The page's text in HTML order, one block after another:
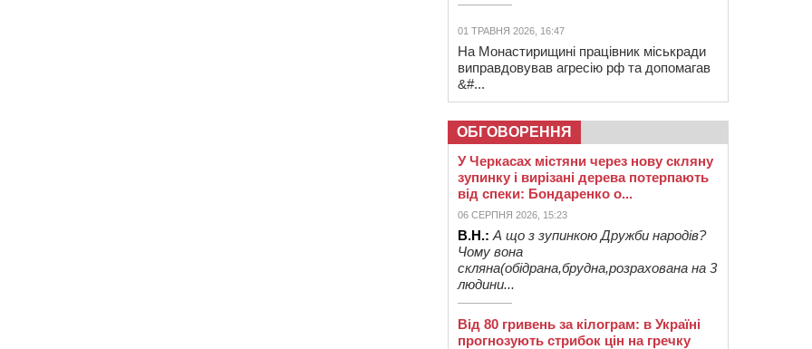
01 ТРАВНЯ 2026, 16:47
На Монастирищині працівник міськради
виправдовував агресію рф та допомагав
&#...
ОБГОВОРЕННЯ
У Черкасах містяни через нову скляну
зупинку і вирізані дерева потерпають
від спеки: Бондаренко о...
06 СЕРПНЯ 2026, 15:23
В.Н.: А що з зупинкою Дружби народів?
Чому вона
скляна(обідрана,брудна,розрахована на 3
людини...
Від 80 гривень за кілограм: в Україні
прогнозують стрибок цін на гречку